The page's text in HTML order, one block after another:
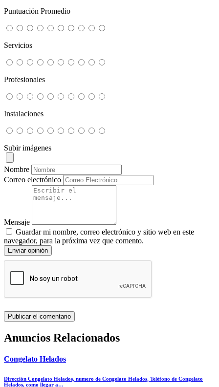
Puntuación Promedio
Servicios
Profesionales
Instalaciones
Subir imágenes
Nombre
Correo electrónico
Mensaje
Guardar mi nombre, correo electrónico y sitio web en este
navegador, para la próxima vez que comento.
Enviar opinión
Anuncios Relacionados
Congelato Helados
Dirección Congelato Helados, numero de Congelato Helados, Teléfono de Congelato
Helados, como llegar a…